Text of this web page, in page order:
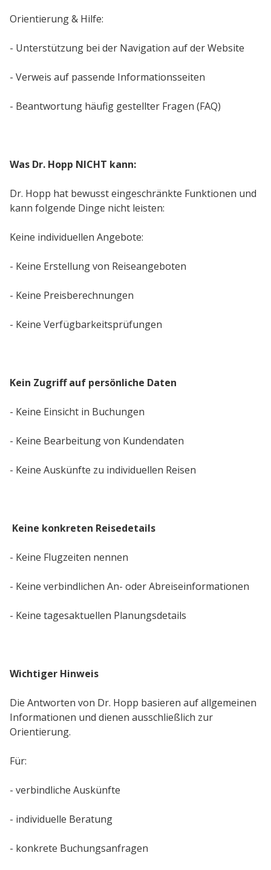
Orientierung & Hilfe:
- Unterstützung bei der Navigation auf der Website
- Verweis auf passende Informationsseiten
- Beantwortung häufig gestellter Fragen (FAQ)
Was Dr. Hopp NICHT kann:
Dr. Hopp hat bewusst eingeschränkte Funktionen und
kann folgende Dinge nicht leisten:
Keine individuellen Angebote:
- Keine Erstellung von Reiseangeboten
- Keine Preisberechnungen
- Keine Verfügbarkeitsprüfungen
Kein Zugriff auf persönliche Daten
- Keine Einsicht in Buchungen
- Keine Bearbeitung von Kundendaten
- Keine Auskünfte zu individuellen Reisen
Keine konkreten Reisedetails
- Keine Flugzeiten nennen
- Keine verbindlichen An- oder Abreiseinformationen
- Keine tagesaktuellen Planungsdetails
Wichtiger Hinweis
Die Antworten von Dr. Hopp basieren auf allgemeinen
Informationen und dienen ausschließlich zur
Orientierung.
Für:
- verbindliche Auskünfte
- individuelle Beratung
- konkrete Buchungsanfragen